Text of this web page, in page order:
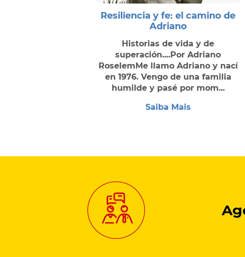
Resiliencia y fe: el camino de
Adriano
Historias de vida y de
superación....Por Adriano
RoselemMe llamo Adriano y nací
en 1976. Vengo de una familia
humilde y pasé por mom...
Saiba Mais